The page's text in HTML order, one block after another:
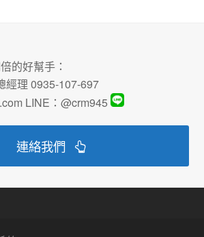
的好幫手：
經理 0935-107-697
LINE：@crm945
連絡我們